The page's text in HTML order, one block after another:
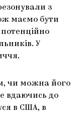
з
маємо бути
У
чи можна його
вдаючись до
в США, в